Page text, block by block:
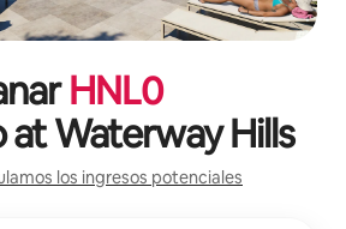
HNL0
Waterway Hills
los ingresos potenciales